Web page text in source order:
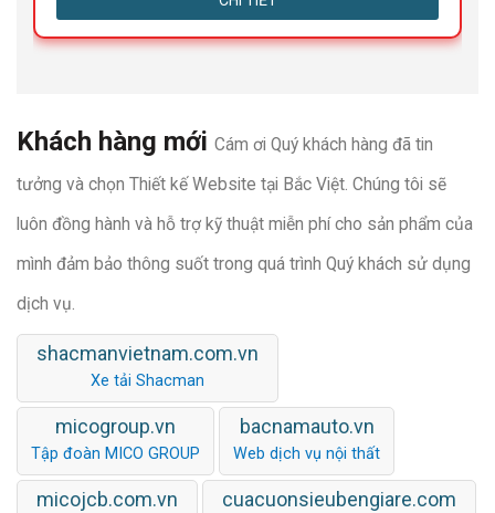
Khách hàng mới Cám ơi Quý khách hàng đã tin
tưởng và chọn Thiết kế Website tại Bắc Việt. Chúng tôi sẽ
luôn đồng hành và hỗ trợ kỹ thuật miễn phí cho sản phẩm của
mình đảm bảo thông suốt trong quá trình Quý khách sử dụng
dịch vụ.
shacmanvietnam.com.vn
Xe tải Shacman
micogroup.vn
Tập đoàn MICO GROUP
bacnamauto.vn
Web dịch vụ nội thất
micojcb.com.vn cuacuonsieubengiare.com